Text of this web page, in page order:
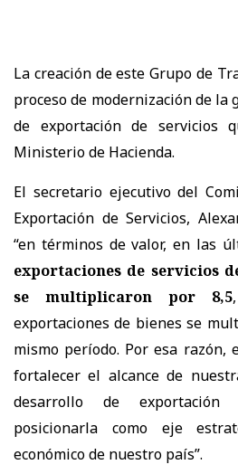
La creación de este Grupo de
proceso de modernización de la
de exportación de servicios
Ministerio de Hacienda.
El secretario ejecutivo del
Exportación de Servicios,
“en términos de valor, en las
exportaciones de servicios
se multiplicaron por 8,5
exportaciones de bienes se
mismo período. Por esa razón,
fortalecer el alcance de
desarrollo de
posicionarla como eje
económico de nuestro país”.